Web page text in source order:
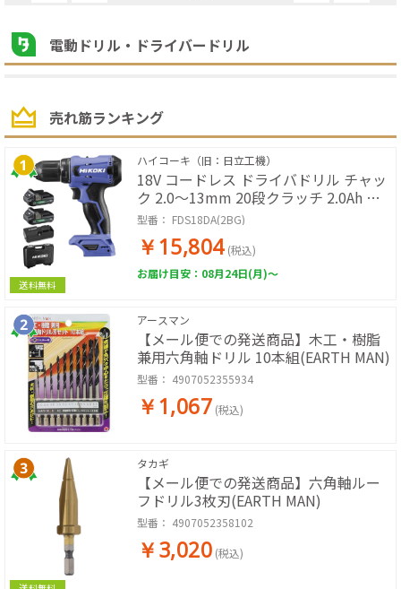
電動ドリル・ドライバードリル
売れ筋ランキング
送料無料
ハイコーキ（旧：日立工機）
18V コードレス ドライバドリル チャッ
ク 2.0～13mm 20段クラッチ 2.0Ah 蓄
電池×2個 充電器 ケース付 [KH02]
型番： FDS18DA(2BG)
￥15,804 (税込)
お届け目安：08月24日(月)～
アースマン
【メール便での発送商品】木工・樹脂
兼用六角軸ドリル 10本組(EARTH MAN)
型番： 4907052355934
￥1,067 (税込)
タカギ
【メール便での発送商品】六角軸ルー
フドリル3枚刃(EARTH MAN)
型番： 4907052358102
￥3,020 (税込)